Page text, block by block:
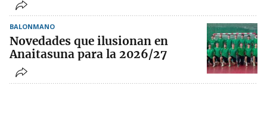
BALONMANO
Novedades que ilusionan en
Anaitasuna para la 2026/27